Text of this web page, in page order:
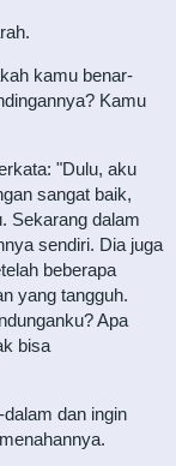
kamu benar-
Kamu
"Dulu, aku
sangat baik,
Sekarang dalam
sendiri. Dia juga
beberapa
yang tangguh.
Apa
bisa
dan ingin